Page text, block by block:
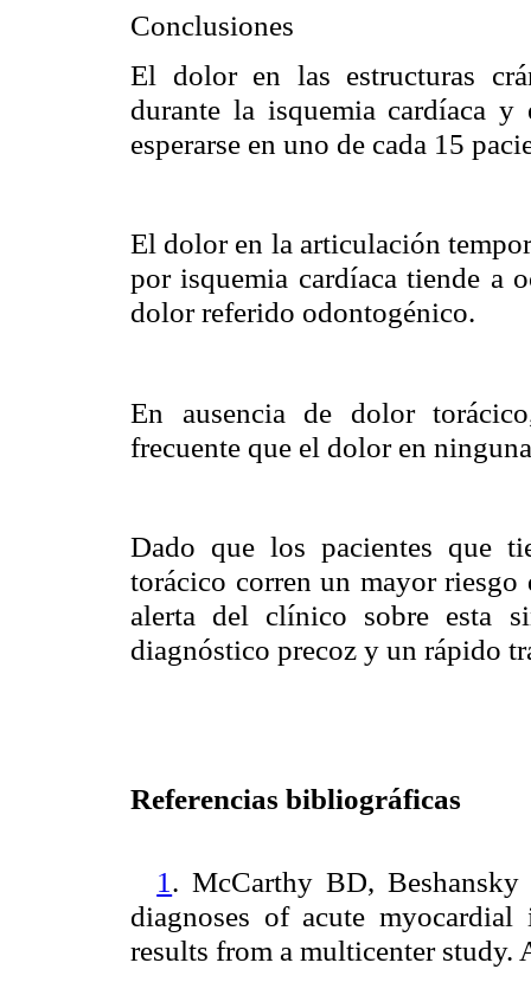
Conclusiones
El dolor en las estructuras
durante la isquemia cardíaca
esperarse en uno de cada 15
El dolor en la articulación
por isquemia cardíaca tiende a
dolor referido odontogénico.
En ausencia de dolor
frecuente que el dolor en
Dado que los pacientes que
torácico corren un mayor
alerta del clínico sobre esta
diagnóstico precoz y un rápido
Referencias bibliográficas
1 . McCarthy BD,
diagnoses of acute
results from a multicenter